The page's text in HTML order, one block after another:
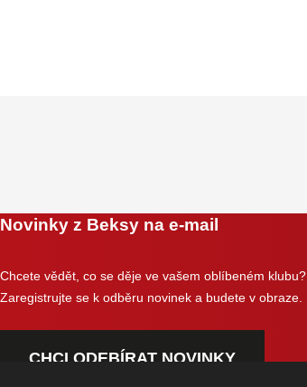
Novinky z Beksy na e-mail
Chcete vědět, co se děje ve vašem oblíbeném klubu?
Zaregistrujte se k odběru novinek a budete v obraze.
CHCI ODEBÍRAT NOVINKY